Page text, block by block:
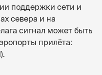
поддержки сети и
севера и на
сигнал может быть
прилёта: